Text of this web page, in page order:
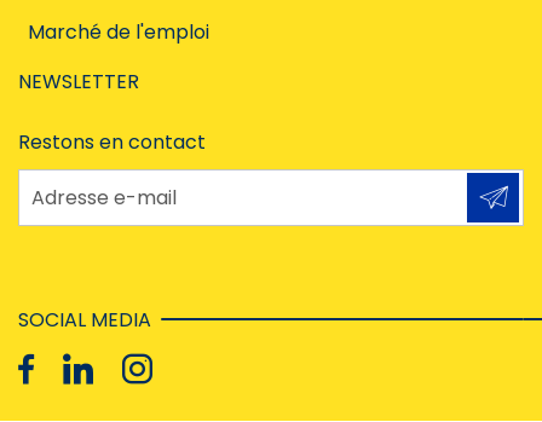
Marché de l'emploi
NEWSLETTER
Restons en contact
Adresse e-mail
SOCIAL MEDIA